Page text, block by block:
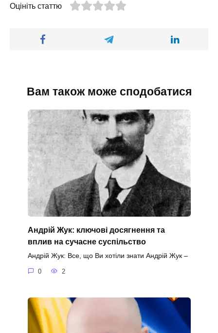
Оцініть статтю
Вам також може сподобатися
Андрій Жук: ключові досягнення та
вплив на сучасне суспільство
Андрій Жук: Все, що Ви хотіли знати Андрій Жук –
0 2